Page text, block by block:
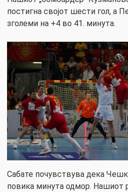
постигна својот шести гол, а
зголеми на +4 во 41. минута.
Сабате почувствува дека
повика минута одмор. Нашиот